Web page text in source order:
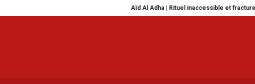
Aïd Al Adha | Rituel inaccessible et fracture du collectif